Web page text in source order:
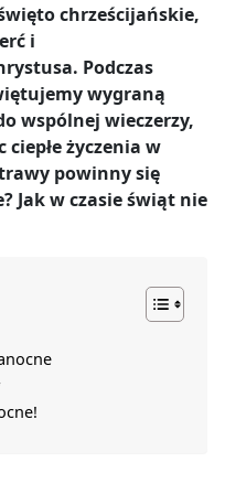
chrześcijańskie,
i
Podczas
wygraną
wspólnej wieczerzy,
życzenia w
powinny się
Jak w czasie świąt nie